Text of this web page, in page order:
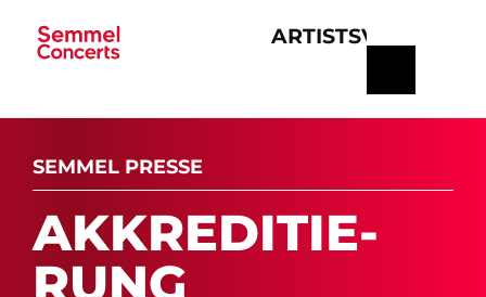
ARTISTS
SEMMEL PRESSE
AK­K­RE­DI­TIE­
RUNG